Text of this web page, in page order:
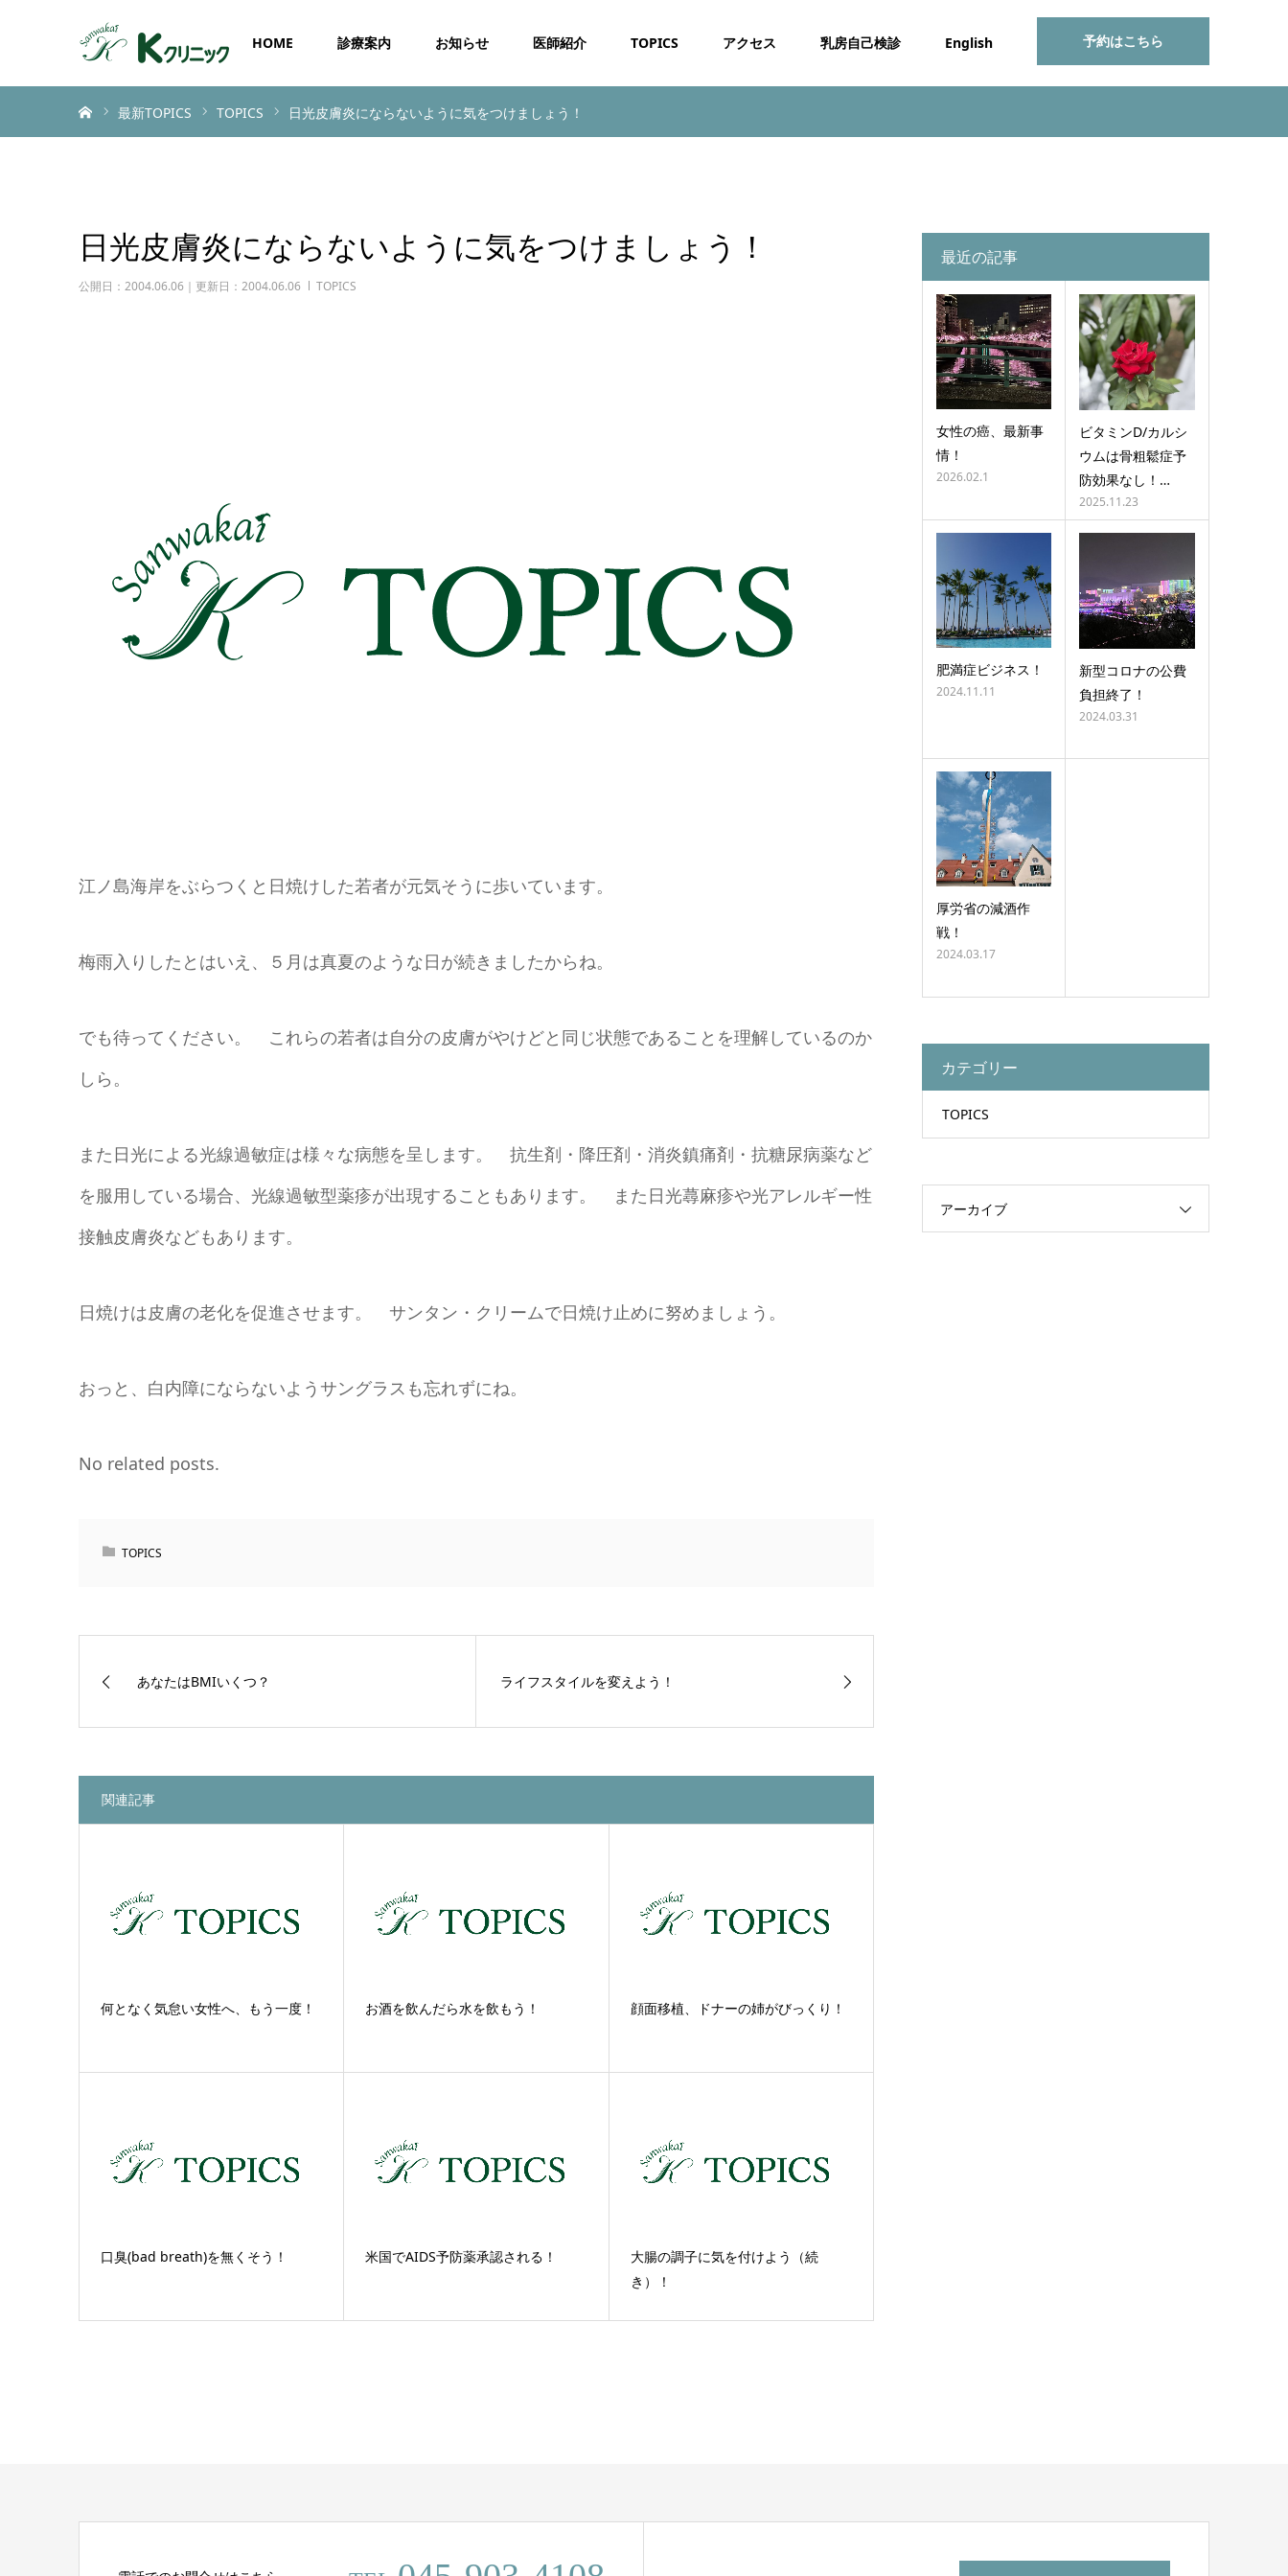
予約はこちら
HOME 診療案内 お知らせ 医師紹介 TOPICS アクセス 乳房自己検診 English
最新TOPICS TOPICS 日光皮膚炎にならないように気をつけましょう！
日光皮膚炎にならないように気をつけましょう！
公開日：2004.06.06｜更新日：2004.06.06 TOPICS
江ノ島海岸をぶらつくと日焼けした若者が元気そうに歩いています。
梅雨入りしたとはいえ、５月は真夏のような日が続きましたからね。
でも待ってください。 これらの若者は自分の皮膚がやけどと同じ状態であることを理解しているのか
しら。
また日光による光線過敏症は様々な病態を呈します。 抗生剤・降圧剤・消炎鎮痛剤・抗糖尿病薬など
を服用している場合、光線過敏型薬疹が出現することもあります。 また日光蕁麻疹や光アレルギー性
接触皮膚炎などもあります。
日焼けは皮膚の老化を促進させます。 サンタン・クリームで日焼け止めに努めましょう。
おっと、白内障にならないようサングラスも忘れずにね。
No related posts.
TOPICS
あなたはBMIいくつ？ ライフスタイルを変えよう！
関連記事
何となく気怠い女性へ、もう一度！ お酒を飲んだら水を飲もう！ 顔面移植、ドナーの姉がびっくり！
口臭(bad breath)を無くそう！ 米国でAIDS予防薬承認される！
大腸の調子に気を付けよう（続
き）！
最近の記事
女性の癌、最新事
情！
2026.02.1
ビタミンD/カルシ
ウムは骨粗鬆症予
防効果なし！…
2025.11.23
肥満症ビジネス！
2024.11.11
新型コロナの公費
負担終了！
2024.03.31
厚労省の減酒作
戦！
2024.03.17
カテゴリー
TOPICS
アーカイブ